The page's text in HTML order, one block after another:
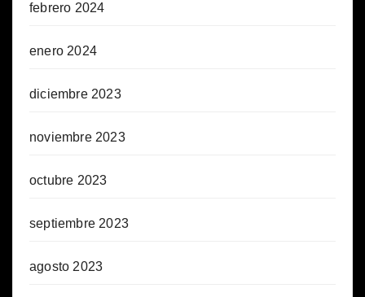
febrero 2024
enero 2024
diciembre 2023
noviembre 2023
octubre 2023
septiembre 2023
agosto 2023